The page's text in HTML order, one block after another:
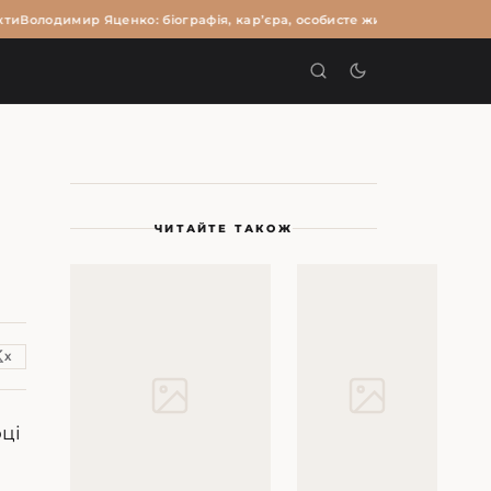
Володимир Яценко: біографія, кар’єра, особисте життя та цікаві
X
ЧИТАЙТЕ ТАКОЖ